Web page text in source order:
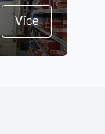
Více